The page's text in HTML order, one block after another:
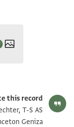
T-S AS 145.46 1v
this record:
T-S AS
Geniza